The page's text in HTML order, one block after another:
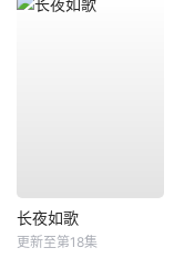
长夜如歌
更新至第18集